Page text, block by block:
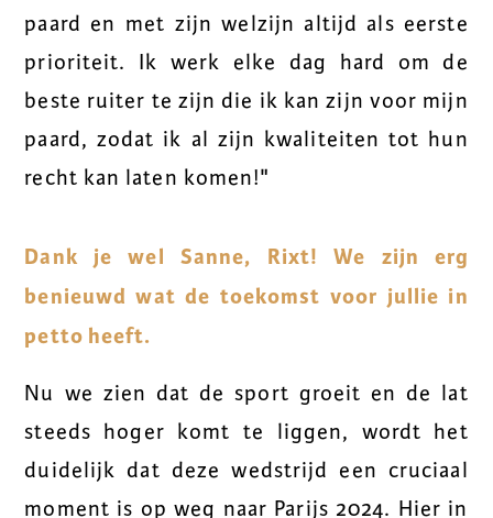
paard en met zijn welzijn altijd als eerste
prioriteit. Ik werk elke dag hard om de
beste ruiter te zijn die ik kan zijn voor mijn
paard, zodat ik al zijn kwaliteiten tot hun
recht kan laten komen!"
Dank je wel Sanne, Rixt! We zijn erg
benieuwd wat de toekomst voor jullie in
petto heeft.
Nu we zien dat de sport groeit en de lat
steeds hoger komt te liggen, wordt het
duidelijk dat deze wedstrijd een cruciaal
moment is op weg naar Parijs 2024. Hier in